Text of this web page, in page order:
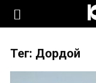
KLOOP.KG
Тег: Дордой